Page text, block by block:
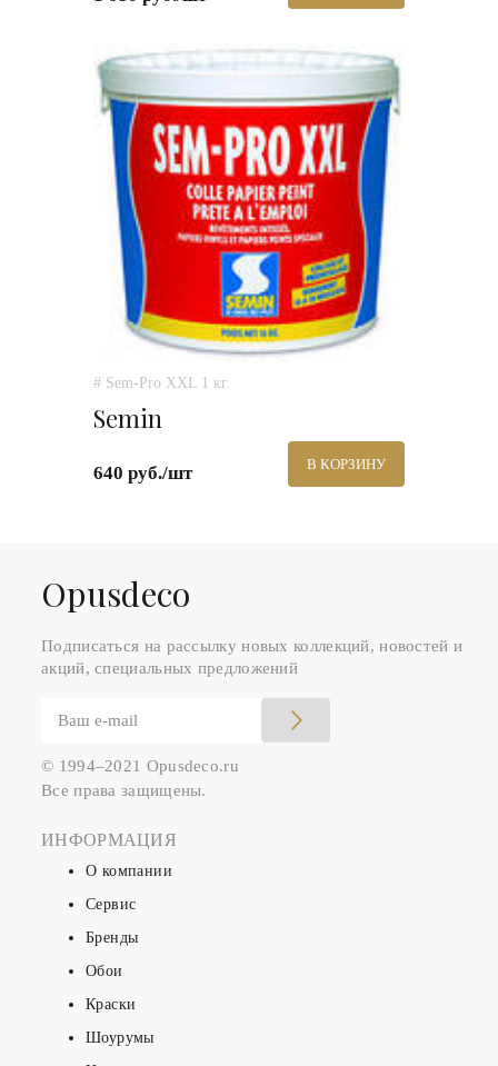
# Sem-Pro XXL 1 кг.
Semin
640 руб./шт В КОРЗИНУ
Оpusdeco
Подписаться на рассылку новых коллекций, новостей и
акций, специальных предложений
© 1994–2021 Opusdeco.ru
Все права защищены.
ИНФОРМАЦИЯ
О компании
Сервис
Бренды
Обои
Краски
Шоурумы